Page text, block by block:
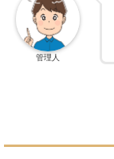
管理人